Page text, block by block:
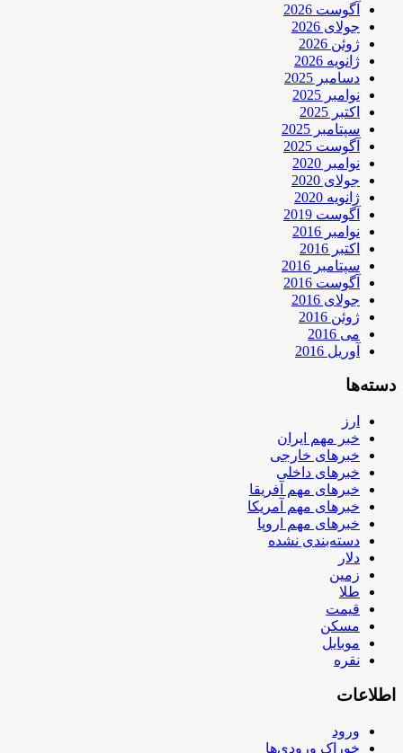
آگوست 2026
جولای 2026
ژوئن 2026
ژانویه 2026
دسامبر 2025
نوامبر 2025
اکتبر 2025
سپتامبر 2025
آگوست 2025
نوامبر 2020
جولای 2020
ژانویه 2020
آگوست 2019
نوامبر 2016
اکتبر 2016
سپتامبر 2016
آگوست 2016
جولای 2016
ژوئن 2016
می 2016
آوریل 2016
دسته‌ها
ارز
خبر مهم ایران
خبرهای خارجی
خبرهای داخلی
خبرهای مهم آفریقا
خبرهای مهم آمریکا
خبرهای مهم اروپا
دسته‌بندی نشده
دلار
زمین
طلا
قیمت
مسکن
موبایل
نقره
اطلاعات
ورود
خوراک ورودی‌ها